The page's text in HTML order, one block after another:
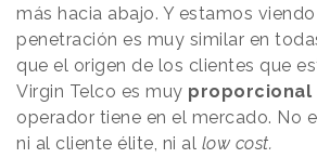
más hacia abajo. Y estamos
penetración es muy similar en
que el origen de los clientes que
Virgin Telco es muy proporcional
operador tiene en el mercado. No
ni al cliente élite, ni al low cost.